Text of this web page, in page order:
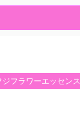
ジフラワーエッセンス